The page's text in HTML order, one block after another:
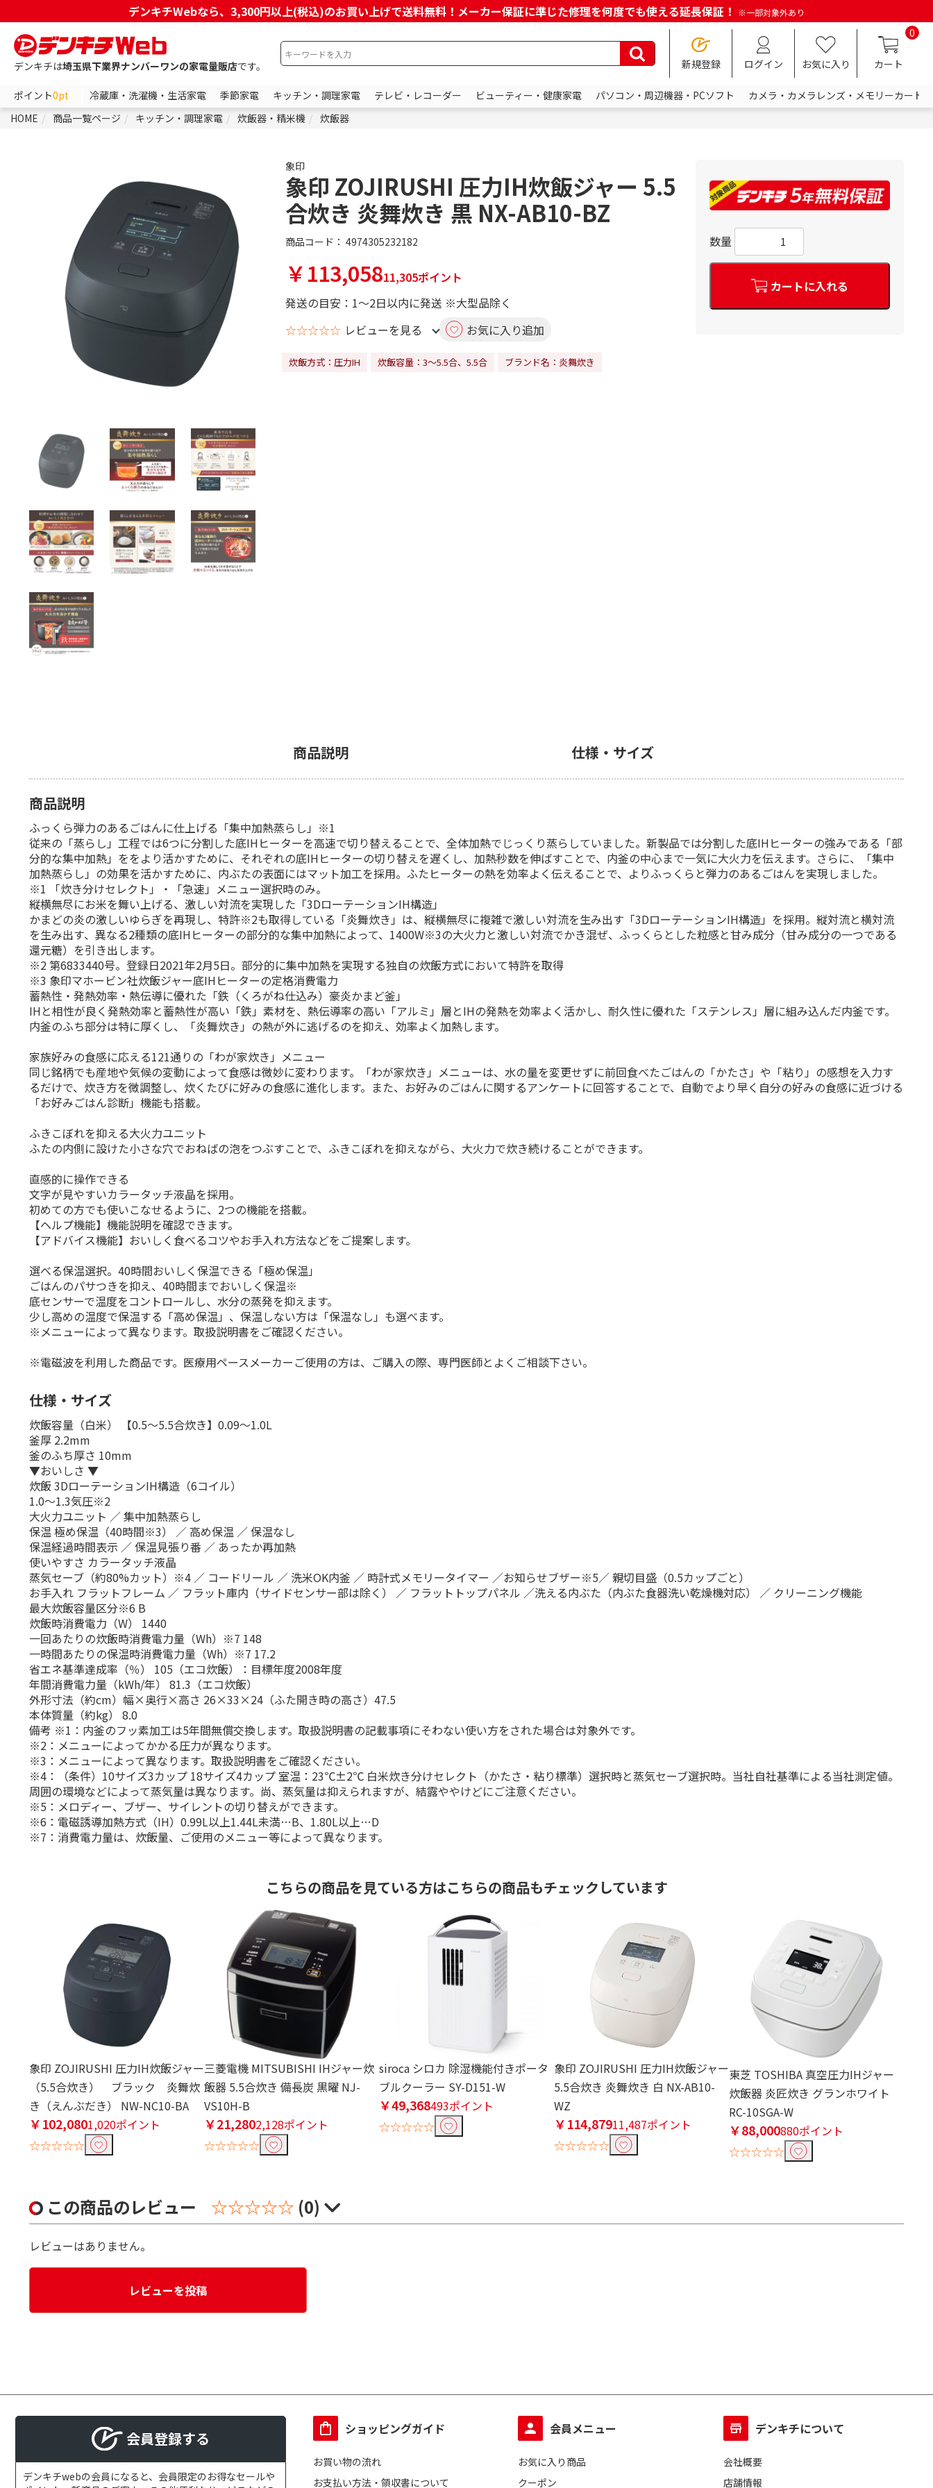
デンキチWebなら、3,300円以上(税込)のお買い上げで送料無料！メーカー保証に準じた修理を何度でも使える延長保証！ ※一部対象外あり
デンキチは埼玉県下業界ナンバーワンの家電量販店です。 新規登録 ログイン お気に入り
0
カート
ポイント0pt 冷蔵庫・洗濯機・生活家電 季節家電 キッチン・調理家電 テレビ・レコーダー ビューティー・健康家電 パソコン・周辺機器・PCソフト
カメラ・カメラレンズ・メモリーカード
HOME
商品一覧ページ キッチン・調理家電 炊飯器・精米機 炊飯器
象印
象印 ZOJIRUSHI 圧力IH炊飯ジャー 5.5
合炊き 炎舞炊き 黒 NX-AB10-BZ
商品コード： 4974305232182
￥113,05811,305ポイント
発送の目安：1～2日以内に発送 ※大型品除く
☆☆☆☆☆ レビューを見る お気に入り追加
炊飯方式：圧力IH 炊飯容量：3～5.5合、5.5合 ブランド名：炎舞炊き
数量
カートに入れる
商品説明 仕様・サイズ
商品説明
ふっくら弾力のあるごはんに仕上げる「集中加熱蒸らし」※1
従来の「蒸らし」工程では6つに分割した底IHヒーターを高速で切り替えることで、全体加熱でじっくり蒸らしていました。新製品では分割した底IHヒーターの強みである「部
分的な集中加熱」ををより活かすために、それぞれの底IHヒーターの切り替えを遅くし、加熱秒数を伸ばすことで、内釜の中心まで一気に大火力を伝えます。さらに、「集中
加熱蒸らし」の効果を活かすために、内ぶたの表面にはマット加工を採用。ふたヒーターの熱を効率よく伝えることで、よりふっくらと弾力のあるごはんを実現しました。
※1 「炊き分けセレクト」・「急速」メニュー選択時のみ。
縦横無尽にお米を舞い上げる、激しい対流を実現した「3DローテーションIH構造」
かまどの炎の激しいゆらぎを再現し、特許※2も取得している「炎舞炊き」は、縦横無尽に複雑で激しい対流を生み出す「3DローテーションIH構造」を採用。縦対流と横対流
を生み出す、異なる2種類の底IHヒーターの部分的な集中加熱によって、1400W※3の大火力と激しい対流でかき混ぜ、ふっくらとした粒感と甘み成分（甘み成分の一つである
還元糖）を引き出します。
※2 第6833440号。登録日2021年2月5日。部分的に集中加熱を実現する独自の炊飯方式において特許を取得
※3 象印マホービン社炊飯ジャー底IHヒーターの定格消費電力
蓄熱性・発熱効率・熱伝導に優れた「鉄（くろがね仕込み）豪炎かまど釜」
IHと相性が良く発熱効率と蓄熱性が高い「鉄」素材を、熱伝導率の高い「アルミ」層とIHの発熱を効率よく活かし、耐久性に優れた「ステンレス」層に組み込んだ内釜です。
内釜のふち部分は特に厚くし、「炎舞炊き」の熱が外に逃げるのを抑え、効率よく加熱します。
家族好みの食感に応える121通りの「わが家炊き」メニュー
同じ銘柄でも産地や気候の変動によって食感は微妙に変わります。「わが家炊き」メニューは、水の量を変更せずに前回食べたごはんの「かたさ」や「粘り」の感想を入力す
るだけで、炊き方を微調整し、炊くたびに好みの食感に進化します。また、お好みのごはんに関するアンケートに回答することで、自動でより早く自分の好みの食感に近づける
「お好みごはん診断」機能も搭載。
ふきこぼれを抑える大火力ユニット
ふたの内側に設けた小さな穴でおねばの泡をつぶすことで、ふきこぼれを抑えながら、大火力で炊き続けることができます。
直感的に操作できる
文字が見やすいカラータッチ液晶を採用。
初めての方でも使いこなせるように、2つの機能を搭載。
【ヘルプ機能】機能説明を確認できます。
【アドバイス機能】おいしく食べるコツやお手入れ方法などをご提案します。
選べる保温選択。40時間おいしく保温できる「極め保温」
ごはんのパサつきを抑え、40時間までおいしく保温※
底センサーで温度をコントロールし、水分の蒸発を抑えます。
少し高めの温度で保温する「高め保温」、保温しない方は「保温なし」も選べます。
※メニューによって異なります。取扱説明書をご確認ください。
※電磁波を利用した商品です。医療用ペースメーカーご使用の方は、ご購入の際、専門医師とよくご相談下さい。
仕様・サイズ
炊飯容量（白米） 【0.5～5.5合炊き】0.09～1.0L
釜厚 2.2mm
釜のふち厚さ 10mm
▼おいしさ ▼
炊飯 3DローテーションIH構造（6コイル）
1.0～1.3気圧※2
大火力ユニット ／ 集中加熱蒸らし
保温 極め保温（40時間※3） ／ 高め保温 ／ 保温なし
保温経過時間表示 ／ 保温見張り番 ／ あったか再加熱
使いやすさ カラータッチ液晶
蒸気セーブ（約80%カット）※4 ／ コードリール ／ 洗米OK内釜 ／ 時計式メモリータイマー ／お知らせブザー※5／ 親切目盛（0.5カップごと）
お手入れ フラットフレーム ／ フラット庫内（サイドセンサー部は除く） ／ フラットトップパネル ／洗える内ぶた（内ぶた食器洗い乾燥機対応） ／ クリーニング機能
最大炊飯容量区分※6 B
炊飯時消費電力（W） 1440
一回あたりの炊飯時消費電力量（Wh）※7 148
一時間あたりの保温時消費電力量（Wh）※7 17.2
省エネ基準達成率（％） 105（エコ炊飯）：目標年度2008年度
年間消費電力量（kWh/年） 81.3（エコ炊飯）
外形寸法（約cm）幅×奥行×高さ 26×33×24（ふた開き時の高さ）47.5
本体質量（約kg） 8.0
備考 ※1：内釜のフッ素加工は5年間無償交換します。取扱説明書の記載事項にそわない使い方をされた場合は対象外です。
※2：メニューによってかかる圧力が異なります。
※3：メニューによって異なります。取扱説明書をご確認ください。
※4：（条件）10サイズ3カップ 18サイズ4カップ 室温：23℃±2℃ 白米炊き分けセレクト（かたさ・粘り標準）選択時と蒸気セーブ選択時。当社自社基準による当社測定値。
周囲の環境などによって蒸気量は異なります。尚、蒸気量は抑えられますが、結露ややけどにご注意ください。
※5：メロディー、ブザー、サイレントの切り替えができます。
※6：電磁誘導加熱方式（IH）0.99L以上1.44L未満…B、1.80L以上…D
※7：消費電力量は、炊飯量、ご使用のメニュー等によって異なります。
こちらの商品を見ている方はこちらの商品もチェックしています
象印 ZOJIRUSHI 圧力IH炊飯ジャー
（5.5合炊き） ブラック 炎舞炊
き（えんぶだき） NW-NC10-BA
￥102,0801,020ポイント
☆☆☆☆☆
三菱電機 MITSUBISHI IHジャー炊
飯器 5.5合炊き 備長炭 黒曜 NJ-
VS10H-B
￥21,2802,128ポイント
☆☆☆☆☆
siroca シロカ 除湿機能付きポータ
ブルクーラー SY-D151-W
￥49,368493ポイント
☆☆☆☆☆
象印 ZOJIRUSHI 圧力IH炊飯ジャー
5.5合炊き 炎舞炊き 白 NX-AB10-
WZ
￥114,87911,487ポイント
☆☆☆☆☆
東芝 TOSHIBA 真空圧力IHジャー
炊飯器 炎匠炊き グランホワイト
RC-10SGA-W
￥88,000880ポイント
☆☆☆☆☆
この商品のレビュー ☆☆☆☆☆ (0)
レビューはありません。
レビューを投稿
会員登録する
デンキチwebの会員になると、会員限定のお得なセールや
ショッピングガイド
お買い物の流れ
お支払い方法・領収書について
会員メニュー
お気に入り商品
クーポン
デンキチについて
会社概要
店舗情報